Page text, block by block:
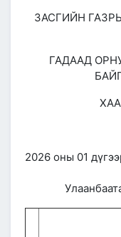
ЗАСГИЙН
ГАДААД
2026 оны 01